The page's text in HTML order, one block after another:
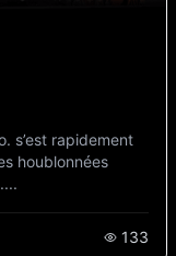
s’est rapidement
houblonnées
133